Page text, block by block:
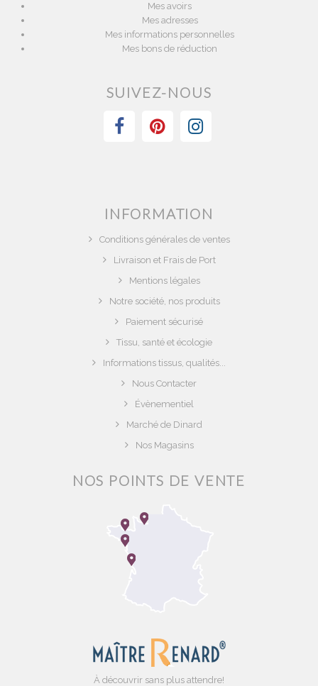
Mes avoirs
Mes adresses
Mes informations personnelles
Mes bons de réduction
SUIVEZ-NOUS
INFORMATION
Conditions générales de ventes
Livraison et Frais de Port
Mentions légales
Notre société, nos produits
Paiement sécurisé
Tissu, santé et écologie
Informations tissus, qualités...
Nous Contacter
Évènementiel
Marché de Dinard
Nos Magasins
NOS POINTS DE VENTE
À découvrir sans plus attendre!